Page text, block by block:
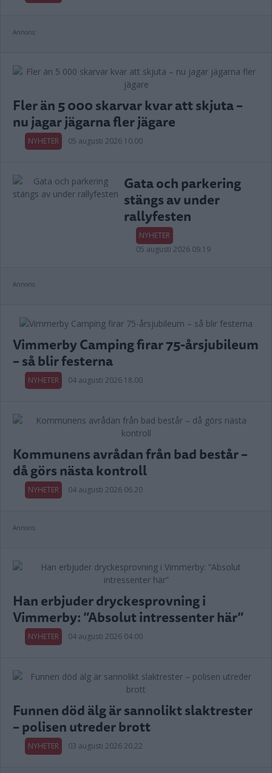
Annons:
Fler än 5 000 skarvar kvar att skjuta –
nu jagar jägarna fler jägare
NYHETER 05 augusti 2026 10.00
Gata och parkering
stängs av under
rallyfesten
NYHETER
05 augusti 2026 09.19
Annons:
Vimmerby Camping firar 75-årsjubileum
– så blir festerna
NYHETER 04 augusti 2026 18.00
Kommunens avrådan från bad består –
då görs nästa kontroll
NYHETER 04 augusti 2026 06.20
Annons:
Han erbjuder dryckesprovning i
Vimmerby: ”Absolut intressenter här”
NYHETER 04 augusti 2026 04.00
Funnen död älg är sannolikt slaktrester
– polisen utreder brott
NYHETER 03 augusti 2026 20.22